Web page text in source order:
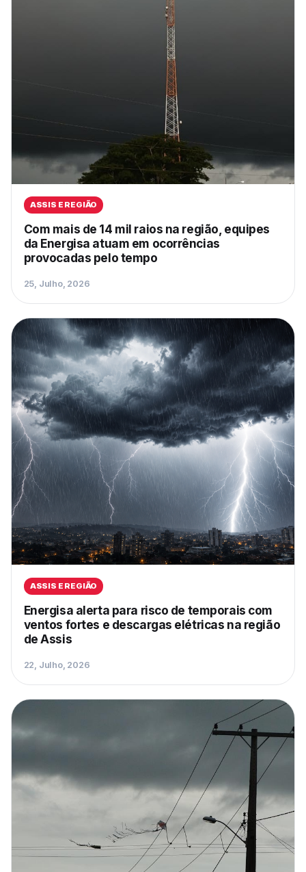
ASSIS E REGIÃO
Com mais de 14 mil raios na região, equipes
da Energisa atuam em ocorrências
provocadas pelo tempo
25, Julho, 2026
ASSIS E REGIÃO
Energisa alerta para risco de temporais com
ventos fortes e descargas elétricas na região
de Assis
22, Julho, 2026